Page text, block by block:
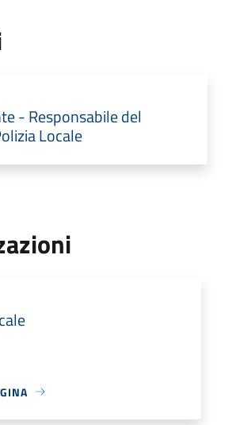
- Responsabile del
Locale